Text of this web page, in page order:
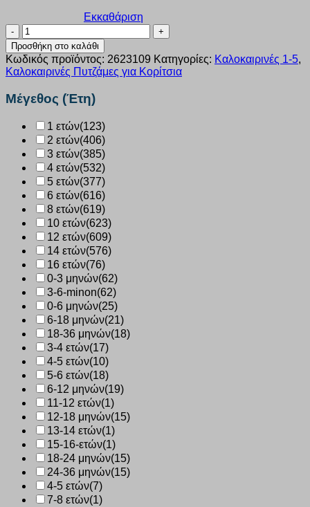
Εκκαθάριση
Πυτζάμα
κορίτσι
Dreams
“SET
STAR
FISH”
κοραλι
ποσότητα
Προσθήκη στο καλάθι
Κωδικός προϊόντος: 2623109 Κατηγορίες: Καλοκαιρινές 1-5,
Καλοκαιρινές Πυτζάμες για Κορίτσια
Μέγεθος (Έτη)
1 ετών(123)
2 ετών(406)
3 ετών(385)
4 ετών(532)
5 ετών(377)
6 ετών(616)
8 ετών(619)
10 ετών(623)
12 ετών(609)
14 ετών(576)
16 ετών(76)
0-3 μηνών(62)
3-6-minon(62)
0-6 μηνών(25)
6-18 μηνών(21)
18-36 μηνών(18)
3-4 ετών(17)
4-5 ετών(10)
5-6 ετών(18)
6-12 μηνών(19)
11-12 ετών(1)
12-18 μηνών(15)
13-14 ετών(1)
15-16-ετών(1)
18-24 μηνών(15)
24-36 μηνών(15)
4-5 ετών(7)
7-8 ετών(1)